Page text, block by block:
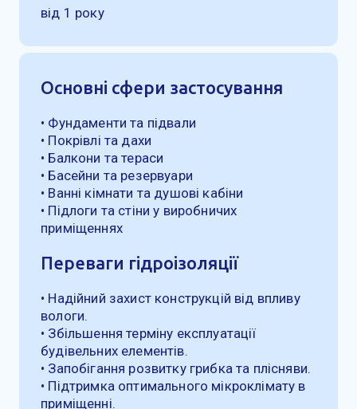
від 1 року
Основні сфери застосування
• Фундаменти та підвали
• Покрівлі та дахи
• Балкони та тераси
• Басейни та резервуари
• Ванні кімнати та душові кабіни
• Підлоги та стіни у виробничих
приміщеннях
Переваги гідроізоляції
• Надійний захист конструкцій від впливу
вологи.
• Збільшення терміну експлуатації
будівельних елементів.
• Запобігання розвитку грибка та плісняви.
• Підтримка оптимального мікроклімату в
приміщенні.